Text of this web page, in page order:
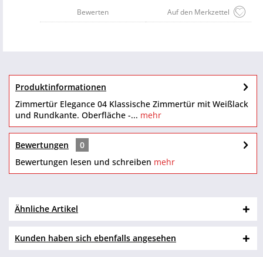
Auf den Merkzettel
Bewerten
Produktinformationen
Zimmertür Elegance 04 Klassische Zimmertür mit Weißlack
und Rundkante. Oberfläche -... mehr
Bewertungen
0
Bewertungen lesen und schreiben mehr
Ähnliche Artikel
Kunden haben sich ebenfalls angesehen